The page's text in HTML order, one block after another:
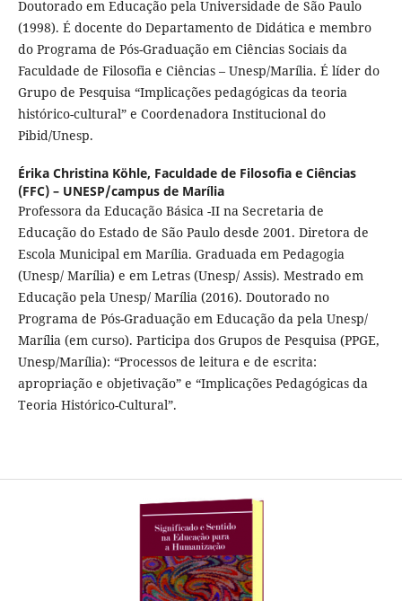
Doutorado em Educação pela Universidade de São Paulo
(1998). É docente do Departamento de Didática e membro
do Programa de Pós-Graduação em Ciências Sociais da
Faculdade de Filosofia e Ciências – Unesp/Marília. É líder do
Grupo de Pesquisa “Implicações pedagógicas da teoria
histórico-cultural” e Coordenadora Institucional do
Pibid/Unesp.
Érika Christina Köhle, Faculdade de Filosofia e Ciências
(FFC) – UNESP/campus de Marília
Professora da Educação Básica -II na Secretaria de
Educação do Estado de São Paulo desde 2001. Diretora de
Escola Municipal em Marília. Graduada em Pedagogia
(Unesp/ Marília) e em Letras (Unesp/ Assis). Mestrado em
Educação pela Unesp/ Marília (2016). Doutorado no
Programa de Pós-Graduação em Educação da pela Unesp/
Marília (em curso). Participa dos Grupos de Pesquisa (PPGE,
Unesp/Marília): “Processos de leitura e de escrita:
apropriação e objetivação” e “Implicações Pedagógicas da
Teoria Histórico-Cultural”.